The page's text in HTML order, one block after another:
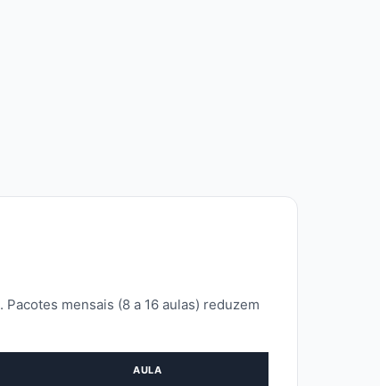
. Pacotes mensais (8 a 16 aulas) reduzem
AULA